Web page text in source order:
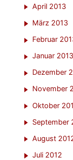
April 2013
März 2013
Februar
Januar 2013
Dezember
November
Oktober
September
August
Juli 2012